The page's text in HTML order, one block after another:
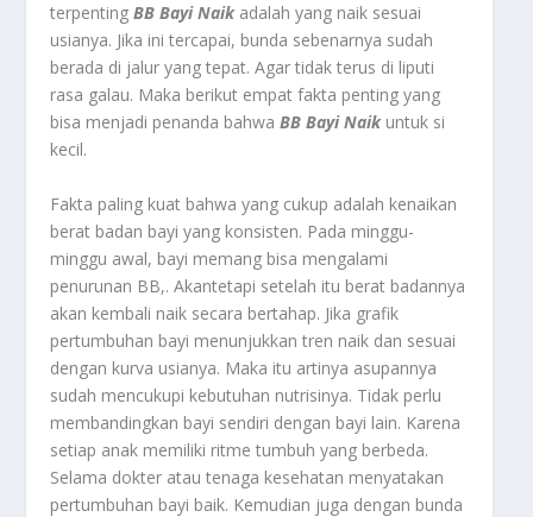
terpentingBB Bayi Naik adalah yang naik sesuai
usianya. Jika ini tercapai, bunda sebenarnya sudah
berada di jalur yang tepat. Agar tidak terus di liputi
rasa galau. Maka berikut empat fakta penting yang
bisa menjadi penanda bahwaBB Bayi Naikuntuk si
kecil.
Fakta paling kuat bahwa yang cukup adalah kenaikan
berat badan bayi yang konsisten. Pada minggu-
minggu awal, bayi memang bisa mengalami
penurunan BB,. Akantetapi setelah itu berat badannya
akan kembali naik secara bertahap. Jika grafik
pertumbuhan bayi menunjukkan tren naik dan sesuai
dengan kurva usianya. Maka itu artinya asupannya
sudah mencukupi kebutuhan nutrisinya. Tidak perlu
membandingkan bayi sendiri dengan bayi lain. Karena
setiap anak memiliki ritme tumbuh yang berbeda.
Selama dokter atau tenaga kesehatan menyatakan
pertumbuhan bayi baik. Kemudian juga dengan bunda